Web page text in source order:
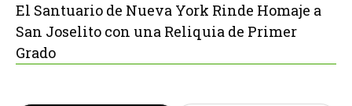
El Santuario de Nueva York Rinde Homaje a
San Joselito con una Reliquia de Primer
Grado